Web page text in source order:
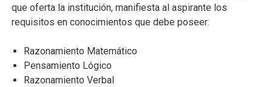
que oferta la institución, manifiesta al aspirante los
requisitos en conocimientos que debe poseer:
Razonamiento Matemático
Pensamiento Lógico
Razonamiento Verbal